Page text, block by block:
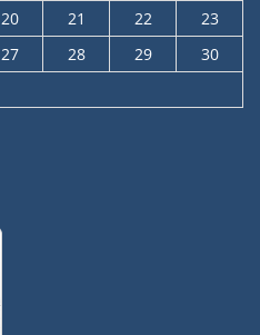
20 21 22
23
27 28 29
30